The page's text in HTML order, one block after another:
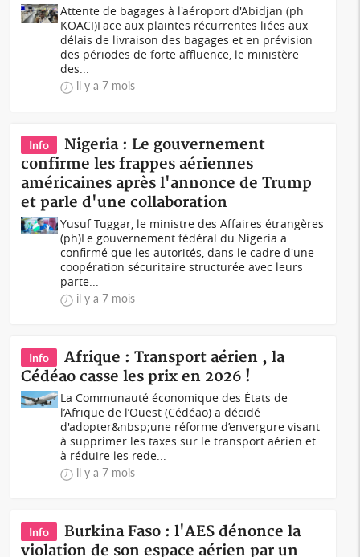
Attente de bagages à l'aéroport d'Abidjan (ph
KOACI)Face aux plaintes récurrentes liées aux
délais de livraison des bagages et en prévision
des périodes de forte affluence, le ministère
des...
il y a 7 mois
Info
Nigeria : Le gouvernement
confirme les frappes aériennes
américaines après l'annonce de Trump
et parle d'une collaboration
Yusuf Tuggar, le ministre des Affaires étrangères
(ph)Le gouvernement fédéral du Nigeria a
confirmé que les autorités, dans le cadre d'une
coopération sécuritaire structurée avec leurs
parte...
il y a 7 mois
Info
Afrique : Transport aérien , la
Cédéao casse les prix en 2026 !
La Communauté économique des États de
l’Afrique de l’Ouest (Cédéao) a décidé
d'adopter&nbsp;une réforme d’envergure visant
à supprimer les taxes sur le transport aérien et
à réduire les rede...
il y a 7 mois
Info
Burkina Faso : l'AES dénonce la
violation de son espace aérien par un